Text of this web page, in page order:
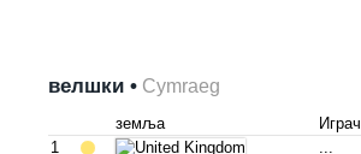
велшки • Cymraeg
земља Играч
1
...